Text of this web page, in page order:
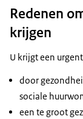
Redenen
krijgen
U krijgt een
door
sociale
een te groot